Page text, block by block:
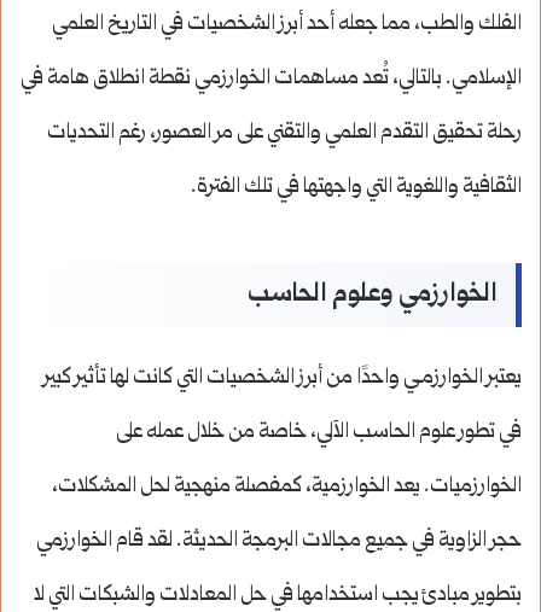
الفلك والطب، مما جعله أحد أبرز الشخصيات في التاريخ العلمي
الإسلامي. بالتالي، تُعد مساهمات الخوارزمي نقطة انطلاق هامة في
رحلة تحقيق التقدم العلمي والتقني على مر العصور، رغم التحديات
الثقافية واللغوية التي واجهتها في تلك الفترة.
الخوارزمي وعلوم الحاسب
يعتبر الخوارزمـي واحدًا من أبرز الشخصيات التي كانت لها تأثير كبير
في تطور علوم الحاسب الآلي، خاصة من خلال عمله على
الخوارزميات. يعد الخوارزمية، كمفصلة منهجية لحل المشكلات،
حجر الزاوية في جميع مجالات البرمجة الحديثة. لقد قام الخوارزمي
بتطوير مبادئ يجب استخدامها في حل المعادلات والشبكات التي لا